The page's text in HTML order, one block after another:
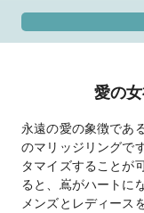
愛の
永遠の愛の象徴であ
のマリッジリングで
タマイズすることが
ると、嶌がハートに
メンズとレディース